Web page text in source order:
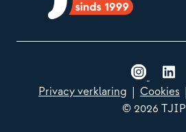
© 2026 TJIP
Privacy verklaring Cookies